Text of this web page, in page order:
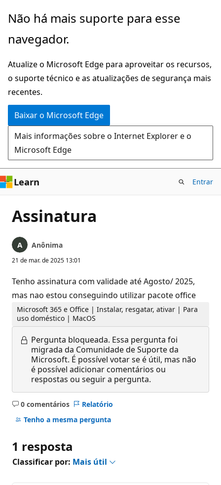
Pular
o
principal
Não há mais suporte para esse
navegador.
Atualize o Microsoft Edge para aproveitar os recursos,
o suporte técnico e as atualizações de segurança mais
recentes.
Baixar o Microsoft Edge
Mais informações sobre o Internet Explorer e o
Microsoft Edge
Learn Entrar
Assinatura
Anônima
21 de mar. de 2025 13:01
Tenho assinatura com validade até Agosto/ 2025,
mas nao estou conseguindo utilizar pacote office
Microsoft 365 e Office | Instalar, resgatar, ativar | Para
uso doméstico | MacOS
Pergunta bloqueada. Essa pergunta foi
migrada da Comunidade de Suporte da
Microsoft. É possível votar se é útil, mas não
é possível adicionar comentários ou
respostas ou seguir a pergunta.
0 comentários
Sem
comentários
Relatório
Tenho a mesma pergunta
1 resposta
Classificar por: Mais útil